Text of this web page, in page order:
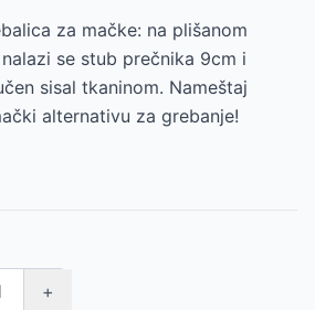
za mačke: na plišanom
se stub prečnika 9cm i
sisal tkaninom. Nameštaj
alternativu za grebanje!
+